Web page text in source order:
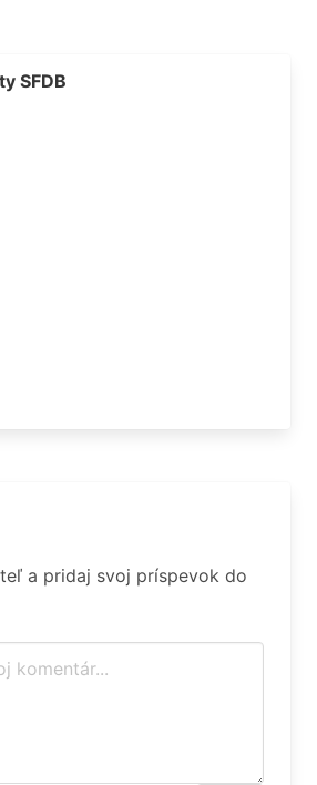
SFDB
a pridaj svoj príspevok do